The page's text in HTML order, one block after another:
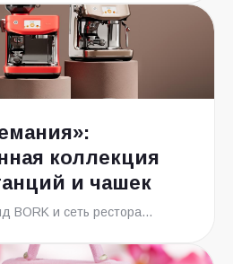
коллекция
и чашек
BORK и сеть рестора...